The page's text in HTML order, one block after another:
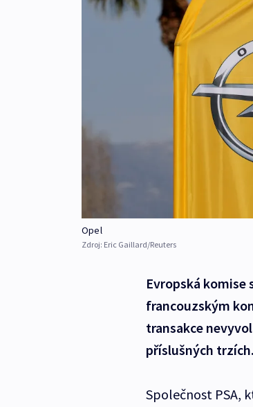
Opel
Zdroj: Eric Gaillard/Reuters
Evropská
francouzským
transakce
příslušných trzích.
Společnost PSA,